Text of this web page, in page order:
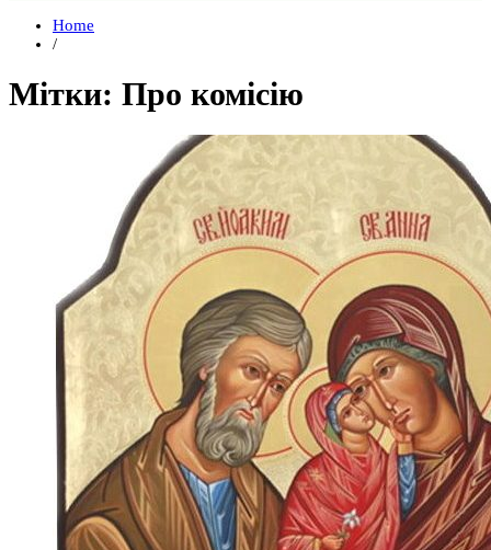
Home
/
Мітки: Про комісію